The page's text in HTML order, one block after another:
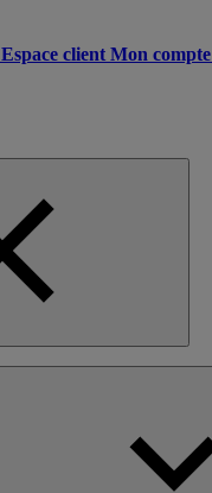
Espace client Mon compte